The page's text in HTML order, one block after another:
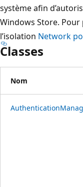
système afin
Windows Store.
l’isolation Network
Classes
Nom